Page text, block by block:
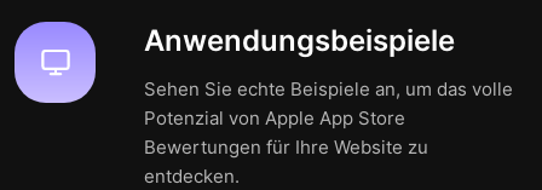
Anwendungsbeispiele
Sehen Sie echte Beispiele an, um das volle
Potenzial von Apple App Store
Bewertungen für Ihre Website zu
entdecken.